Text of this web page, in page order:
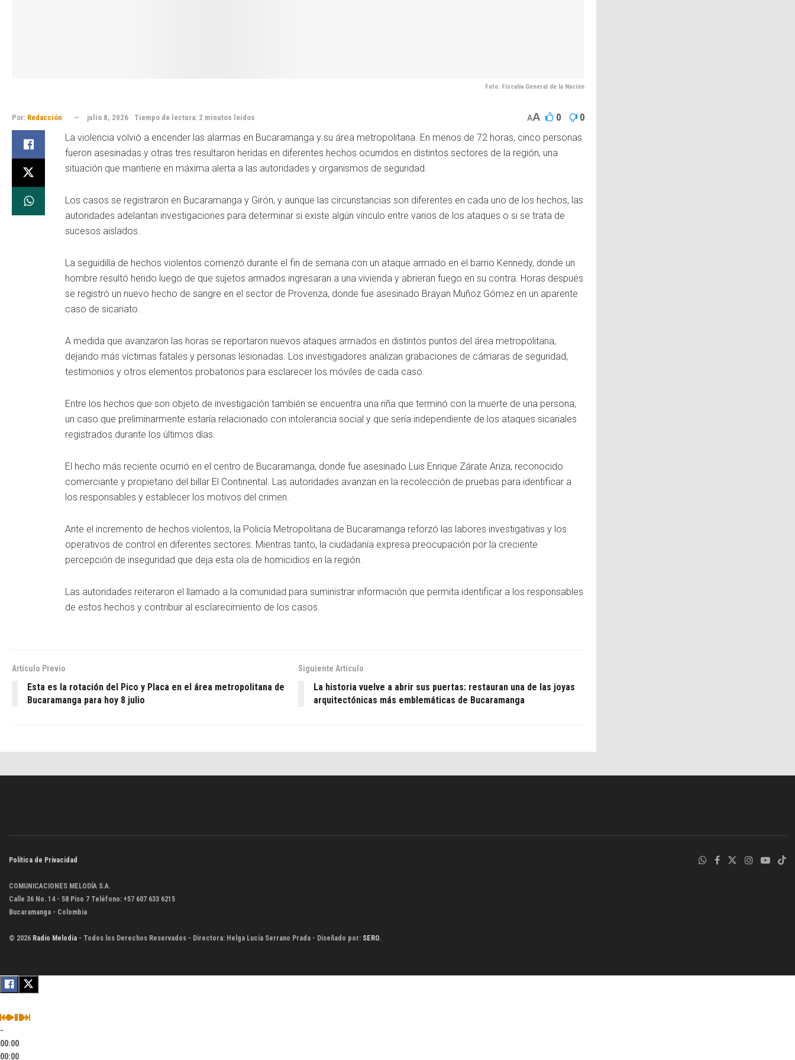
Foto: Fiscalía General de la Nación
Por: Redacción julio 8, 2026 Tiempo de lectura: 2 minutos leídos AA 0
0
La violencia volvió a encender las alarmas en Bucaramanga y su área metropolitana. En menos de 72 horas, cinco personas
fueron asesinadas y otras tres resultaron heridas en diferentes hechos ocurridos en distintos sectores de la región, una
situación que mantiene en máxima alerta a las autoridades y organismos de seguridad.
Los casos se registraron en Bucaramanga y Girón, y aunque las circunstancias son diferentes en cada uno de los hechos, las
autoridades adelantan investigaciones para determinar si existe algún vínculo entre varios de los ataques o si se trata de
sucesos aislados.
La seguidilla de hechos violentos comenzó durante el fin de semana con un ataque armado en el barrio Kennedy, donde un
hombre resultó herido luego de que sujetos armados ingresaran a una vivienda y abrieran fuego en su contra. Horas después
se registró un nuevo hecho de sangre en el sector de Provenza, donde fue asesinado Brayan Muñoz Gómez en un aparente
caso de sicariato.
A medida que avanzaron las horas se reportaron nuevos ataques armados en distintos puntos del área metropolitana,
dejando más víctimas fatales y personas lesionadas. Los investigadores analizan grabaciones de cámaras de seguridad,
testimonios y otros elementos probatorios para esclarecer los móviles de cada caso.
Entre los hechos que son objeto de investigación también se encuentra una riña que terminó con la muerte de una persona,
un caso que preliminarmente estaría relacionado con intolerancia social y que sería independiente de los ataques sicariales
registrados durante los últimos días.
El hecho más reciente ocurrió en el centro de Bucaramanga, donde fue asesinado Luis Enrique Zárate Ariza, reconocido
comerciante y propietario del billar El Continental. Las autoridades avanzan en la recolección de pruebas para identificar a
los responsables y establecer los motivos del crimen.
Ante el incremento de hechos violentos, la Policía Metropolitana de Bucaramanga reforzó las labores investigativas y los
operativos de control en diferentes sectores. Mientras tanto, la ciudadanía expresa preocupación por la creciente
percepción de inseguridad que deja esta ola de homicidios en la región.
Las autoridades reiteraron el llamado a la comunidad para suministrar información que permita identificar a los responsables
de estos hechos y contribuir al esclarecimiento de los casos.
Artículo Previo
Esta es la rotación del Pico y Placa en el área metropolitana de
Bucaramanga para hoy 8 julio
Siguiente Artículo
La historia vuelve a abrir sus puertas: restauran una de las joyas
arquitectónicas más emblemáticas de Bucaramanga
Política de Privacidad
COMUNICACIONES MELODÍA S.A.
Calle 36 No. 14 - 58 Piso 7 Teléfono: +57 607 633 6215
Bucaramanga - Colombia
© 2026 Radio Melodía - Todos los Derechos Reservados - Directora: Helga Lucía Serrano Prada - Diseñado por: SERO.
-
00:00
00:00